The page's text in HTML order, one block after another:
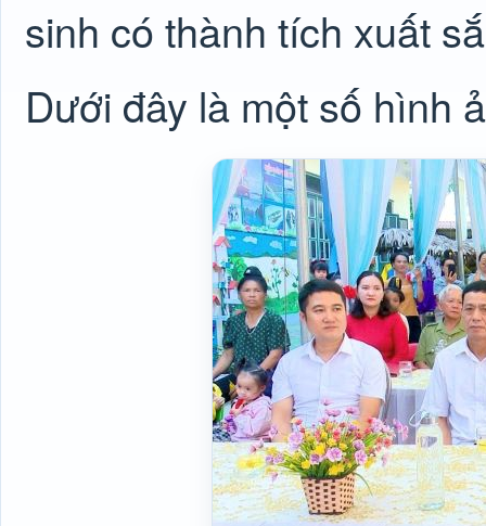
sinh có thành tích xuất
Dưới đây là một số hình